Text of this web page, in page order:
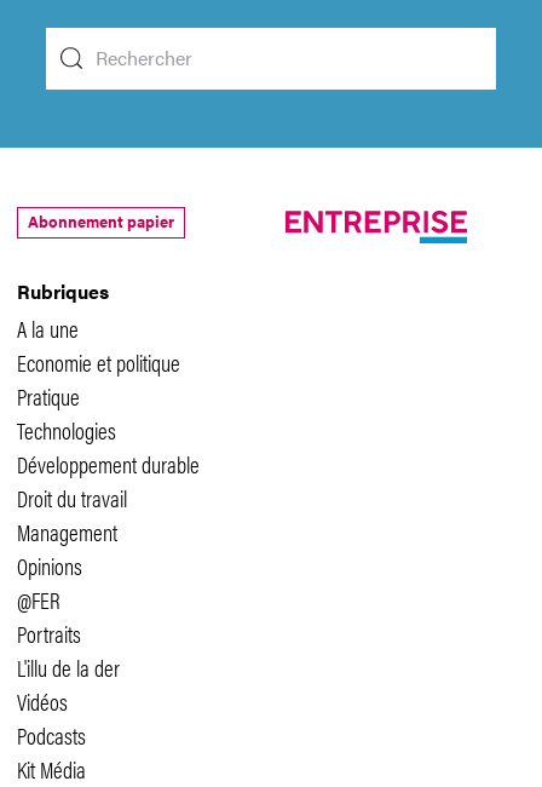
Rubriques
A la une
Economie et politique
Pratique
Technologies
Développement durable
Droit du travail
Management
Opinions
@FER
Portraits
L'illu de la der
Vidéos
Podcasts
Kit Média
Abonnement papier